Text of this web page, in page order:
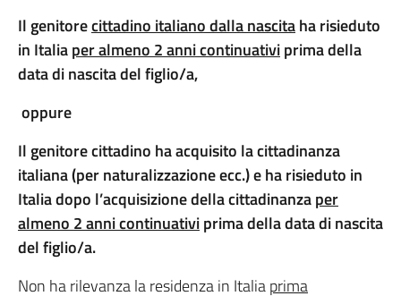
Il genitorecittadino italiano dalla nascitaha risieduto
in Italiaper almeno 2 anni continuativiprima della
data di nascita del figlio/a,
oppure
Il genitore cittadino ha acquisito la cittadinanza
italiana (per naturalizzazione ecc.) e ha risieduto in
Italia dopo l’acquisizione della cittadinanzaper
almeno 2 anni continuativiprima della data di nascita
del figlio/a.
Non ha rilevanza la residenza in Italiaprima